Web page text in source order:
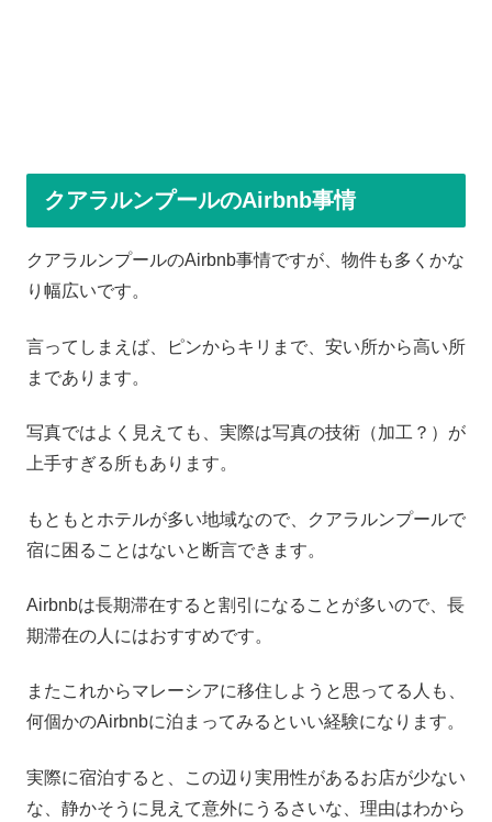
クアラルンプールのAirbnb事情
クアラルンプールのAirbnb事情ですが、物件も多くかな
り幅広いです。
言ってしまえば、ピンからキリまで、安い所から高い所
まであります。
写真ではよく見えても、実際は写真の技術（加工？）が
上手すぎる所もあります。
もともとホテルが多い地域なので、クアラルンプールで
宿に困ることはないと断言できます。
Airbnbは長期滞在すると割引になることが多いので、長
期滞在の人にはおすすめです。
またこれからマレーシアに移住しようと思ってる人も、
何個かのAirbnbに泊まってみるといい経験になります。
実際に宿泊すると、この辺り実用性があるお店が少ない
な、静かそうに見えて意外にうるさいな、理由はわから